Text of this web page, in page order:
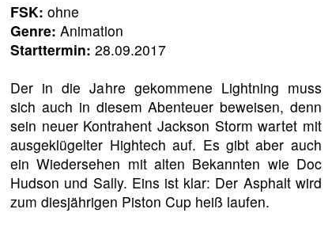
FSK: ohne
Genre: Animation
Starttermin: 28.09.2017
Der in die Jahre gekommene Lightning muss
sich auch in diesem Abenteuer beweisen, denn
sein neuer Kontrahent Jackson Storm wartet mit
ausgeklügelter Hightech auf. Es gibt aber auch
ein Wiedersehen mit alten Bekannten wie Doc
Hudson und Sally. Eins ist klar: Der Asphalt wird
zum diesjährigen Piston Cup heiß laufen.